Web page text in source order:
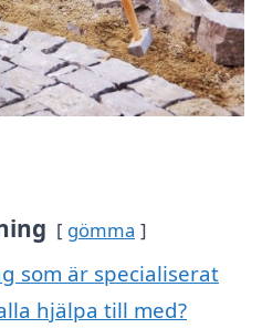
gömma
som är specialiserat
hjälpa till med?